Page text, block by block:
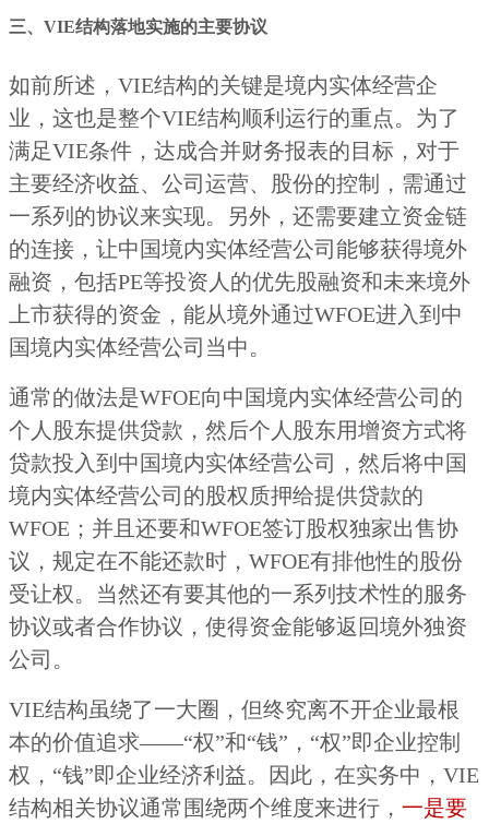
三、VIE结构落地实施的主要协议
如前所述，VIE结构的关键是境内实体经营企
业，这也是整个VIE结构顺利运行的重点。为了
满足VIE条件，达成合并财务报表的目标，对于
主要经济收益、公司运营、股份的控制，需通过
一系列的协议来实现。另外，还需要建立资金链
的连接，让中国境内实体经营公司能够获得境外
融资，包括PE等投资人的优先股融资和未来境外
上市获得的资金，能从境外通过WFOE进入到中
国境内实体经营公司当中。
通常的做法是WFOE向中国境内实体经营公司的
个人股东提供贷款，然后个人股东用增资方式将
贷款投入到中国境内实体经营公司，然后将中国
境内实体经营公司的股权质押给提供贷款的
WFOE；并且还要和WFOE签订股权独家出售协
议，规定在不能还款时，WFOE有排他性的股份
受让权。当然还有要其他的一系列技术性的服务
协议或者合作协议，使得资金能够返回境外独资
公司。
VIE结构虽绕了一大圈，但终究离不开企业最根
本的价值追求——“权”和“钱”，“权”即企业控制
权，“钱”即企业经济利益。因此，在实务中，VIE
结构相关协议通常围绕两个维度来进行， 一是要